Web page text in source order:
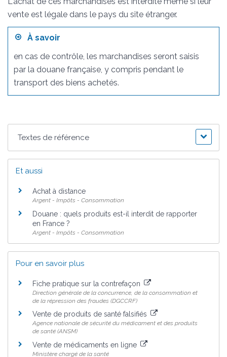
vente est légale dans le pays du site étranger.
À savoir
en cas de contrôle, les marchandises seront saisis
par la douane française, y compris pendant le
transport des biens achetés.
Textes de référence
Et aussi
Achat à distance
Argent - Impôts - Consommation
Douane : quels produits est-il interdit de rapporter
en France ?
Argent - Impôts - Consommation
Pour en savoir plus
Fiche pratique sur la contrefaçon
Direction générale de la concurrence, de la consommation et
de la répression des fraudes (DGCCRF)
Vente de produits de santé falsifiés
Agence nationale de sécurité du médicament et des produits
de santé (ANSM)
Vente de médicaments en ligne
Ministère chargé de la santé